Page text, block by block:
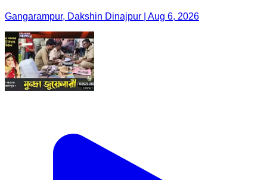
Gangarampur, Dakshin Dinajpur | Aug 6, 2026